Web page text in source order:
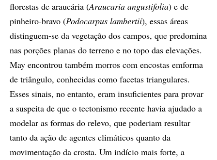
florestas de araucária (Araucaria angustifolia) e de
pinheiro-bravo (Podocarpus lambertii), essas áreas
distinguem-se da vegetação dos campos, que predomina
nas porções planas do terreno e no topo das elevações.
May encontrou também morros com encostas emforma
de triângulo, conhecidas como facetas triangulares.
Esses sinais, no entanto, eram insuficientes para provar
a suspeita de que o tectonismo recente havia ajudado a
modelar as formas do relevo, que poderiam resultar
tanto da ação de agentes climáticos quanto da
movimentação da crosta. Um indício mais forte, a